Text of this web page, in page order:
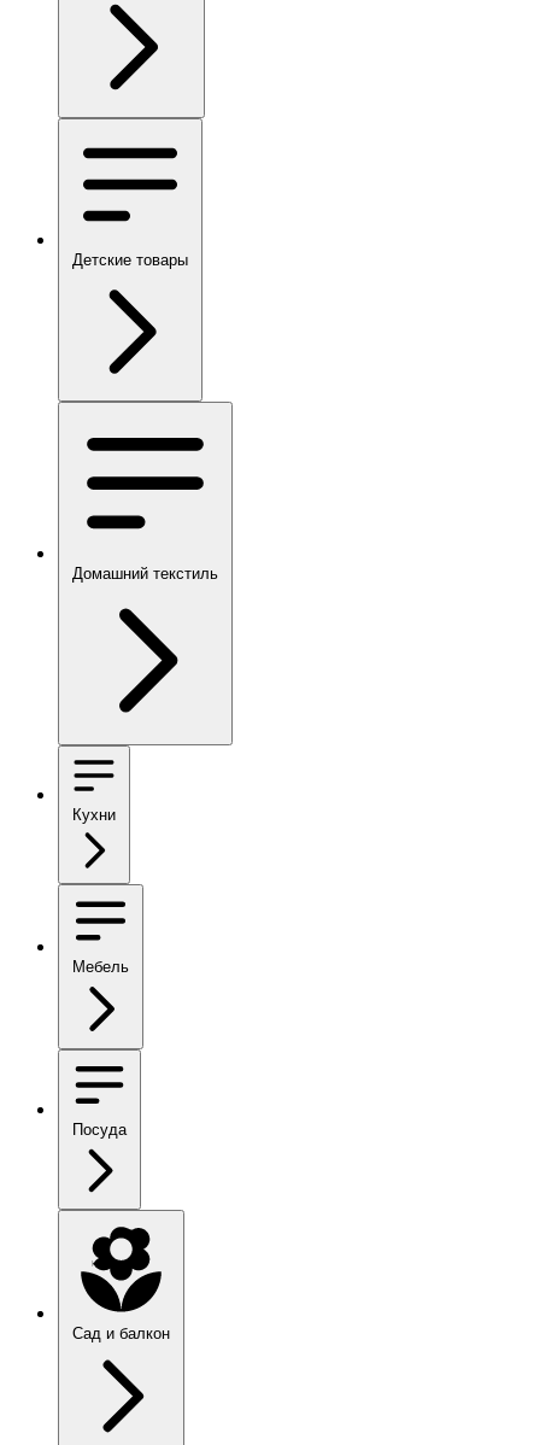
Детские товары
Домашний текстиль
Кухни
Мебель
Посуда
Сад и балкон